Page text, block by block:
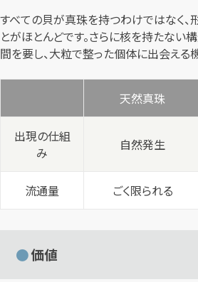
すべての貝が真珠を持つわけではなく、
とがほとんどです。さらに核を持たない
間を要し、大粒で整った個体に出会える
天然真珠
出現の仕組
み
自然発生
流通量 ごく限られる
価値